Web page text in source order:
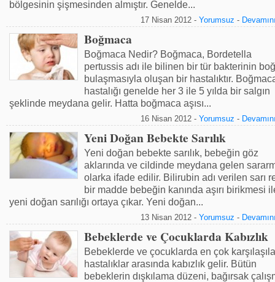
bölgesinin şişmesinden almıştır. Genelde...
17 Nisan 2012 - Yorumsuz -
Boğmaca
Boğmaca Nedir? Boğmaca, Bordetella
pertussis adı ile bilinen bir tür bakterinin
bulaşmasıyla oluşan bir hastalıktır.
hastalığı genelde her 3 ile 5 yılda bir salgın
şeklinde meydana gelir. Hatta boğmaca aşısı...
16 Nisan 2012 - Yorumsuz -
Yeni Doğan Bebekte Sarılık
Yeni doğan bebekte sarılık, bebeğin göz
aklarında ve cildinde meydana gelen
olarka ifade edilir. Bilirubin adı verilen sarı
bir madde bebeğin kanında aşırı birikmesi
yeni doğan sarılığı ortaya çıkar. Yeni doğan...
13 Nisan 2012 - Yorumsuz -
Bebeklerde ve Çocuklarda Kabızlık
Bebeklerde ve çocuklarda en çok
hastalıklar arasında kabızlık gelir. Bütün
bebeklerin dışkılama düzeni, bağırsak